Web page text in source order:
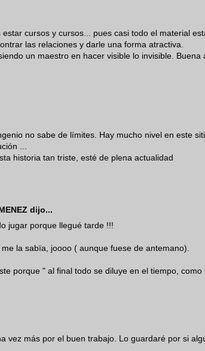
cursos y cursos... pues casi todo el material
las relaciones y darle una forma atractiva.
un maestro en hacer visible lo invisible.
no sabe de límites. Hay mucho nivel en este
...
historia tan triste, esté de plena actualidad
dijo...
jugar porque llegué tarde !!!
la sabïa, joooo ( aunque fuese de antemano).
porque " al final todo se diluye en el tiempo,
vez más por el buen trabajo. Lo guardaré por si